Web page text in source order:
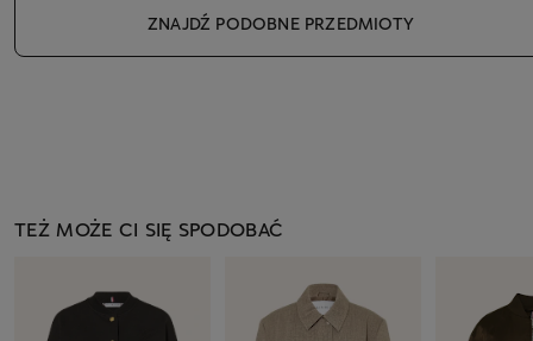
ZNAJDŹ PODOBNE PRZEDMIOTY
TEŻ MOŻE CI SIĘ SPODOBAĆ